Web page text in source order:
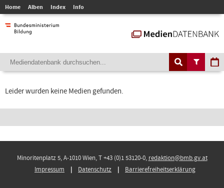
Home Alben Index Info
Leider wurden keine Medien gefunden.
Minoritenplatz 5, A-1010 Wien, T +43 (0)1 53120-0, redaktion@bmb.gv.at
Impressum
Datenschutz Barrierefreiheitserklärung